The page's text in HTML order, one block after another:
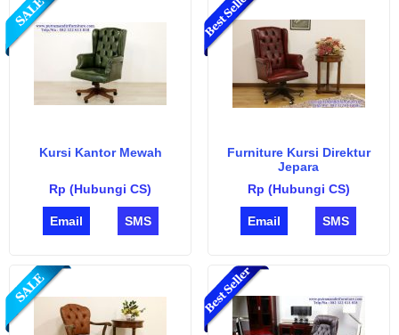
Kursi Kantor Mewah
Rp (Hubungi CS)
Email SMS
Furniture Kursi Direktur
Jepara
Rp (Hubungi CS)
Email SMS